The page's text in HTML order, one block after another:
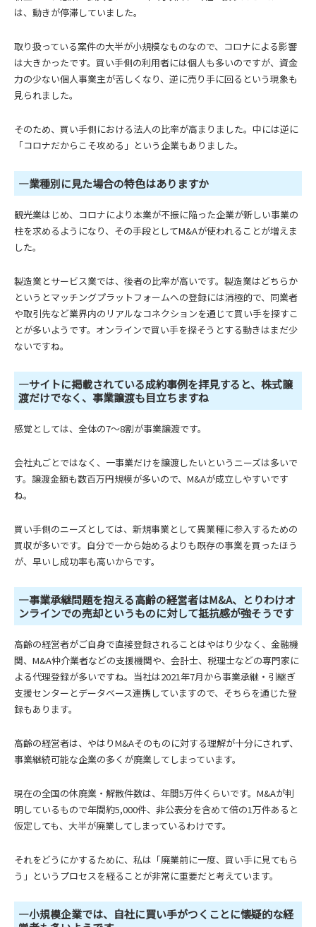
は、動きが停滞していました。
取り扱っている案件の大半が小規模なものなので、コロナによる影響
は大きかったです。買い手側の利用者には個人も多いのですが、資金
力の少ない個人事業主が苦しくなり、逆に売り手に回るという現象も
見られました。
そのため、買い手側における法人の比率が高まりました。中には逆に
「コロナだからこそ攻める」という企業もありました。
―業種別に見た場合の特色はありますか
観光業はじめ、コロナにより本業が不振に陥った企業が新しい事業の
柱を求めるようになり、その手段としてM&Aが使われることが増えま
した。
製造業とサービス業では、後者の比率が高いです。製造業はどちらか
というとマッチングプラットフォームへの登録には消極的で、同業者
や取引先など業界内のリアルなコネクションを通じて買い手を探すこ
とが多いようです。オンラインで買い手を探そうとする動きはまだ少
ないですね。
―サイトに掲載されている成約事例を拝見すると、株式譲
渡だけでなく、事業譲渡も目立ちますね
感覚としては、全体の7～8割が事業譲渡です。
会社丸ごとではなく、一事業だけを譲渡したいというニーズは多いで
す。譲渡金額も数百万円規模が多いので、M&Aが成立しやすいです
ね。
買い手側のニーズとしては、新規事業として異業種に参入するための
買収が多いです。自分で一から始めるよりも既存の事業を買ったほう
が、早いし成功率も高いからです。
―事業承継問題を抱える高齢の経営者はM&A、とりわけオ
ンラインでの売却というものに対して抵抗感が強そうです
高齢の経営者がご自身で直接登録されることはやはり少なく、金融機
関、M&A仲介業者などの支援機関や、会計士、税理士などの専門家に
よる代理登録が多いですね。当社は2021年7月から事業承継・引継ぎ
支援センターとデータベース連携していますので、そちらを通じた登
録もあります。
高齢の経営者は、やはりM&Aそのものに対する理解が十分にされず、
事業継続可能な企業の多くが廃業してしまっています。
現在の全国の休廃業・解散件数は、年間5万件くらいです。M&Aが判
明しているもので年間約5,000件、非公表分を含めて倍の1万件あると
仮定しても、大半が廃業してしまっているわけです。
それをどうにかするために、私は「廃業前に一度、買い手に見てもら
う」というプロセスを経ることが非常に重要だと考えています。
―小規模企業では、自社に買い手がつくことに懐疑的な経